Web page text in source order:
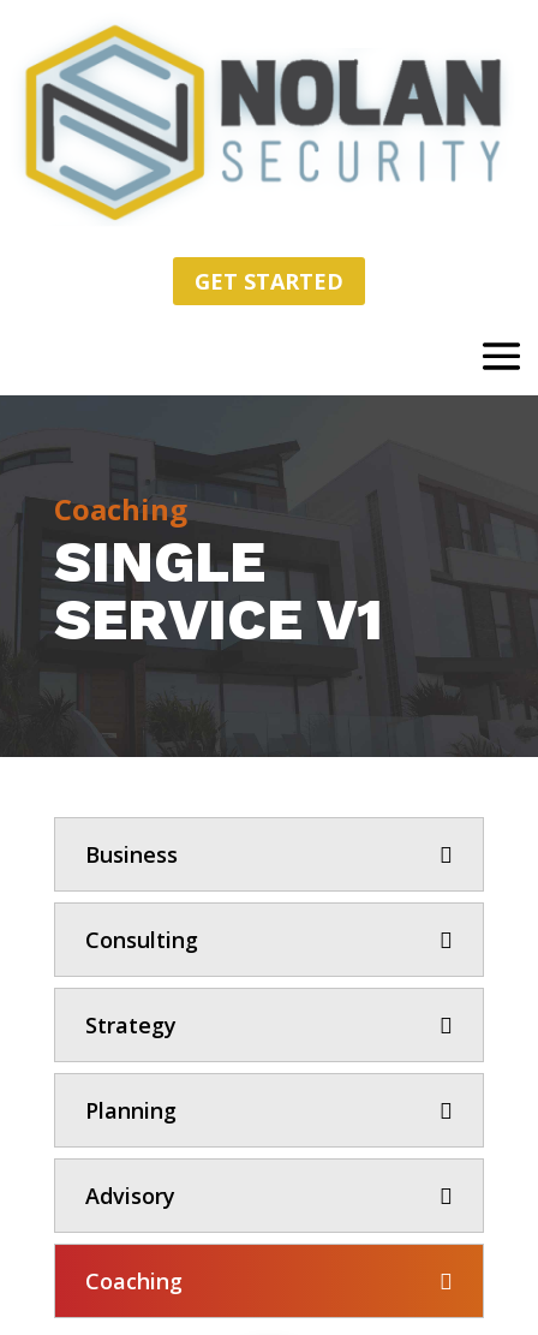
GET STARTED
Coaching
SINGLE
SERVICE V1
Business
Consulting
Strategy
Planning
Advisory
Coaching